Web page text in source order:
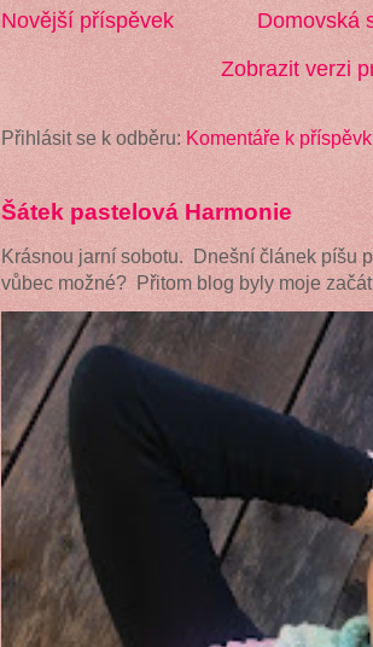
Novější příspěvek
Domovská
Zobrazit verzi
Přihlásit se k odběru: Komentáře k
Šátek pastelová Harmonie
Krásnou jarní sobotu. Dnešní článek píšu
vůbec možné? Přitom blog byly moje